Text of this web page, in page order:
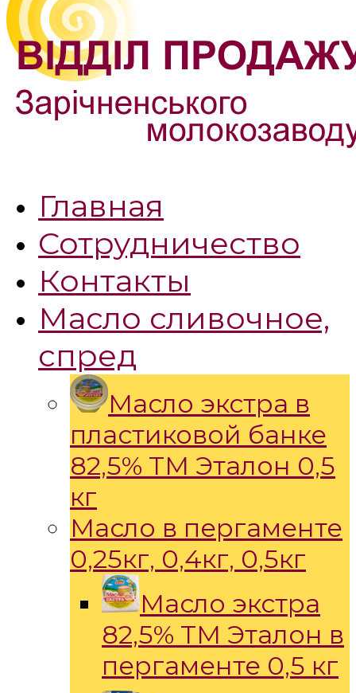
Главная
Сотрудничество
Контакты
Масло сливочное,
спред
Масло экстра в
пластиковой банке
82,5% ТМ Эталон 0,5
кг
Масло в пергаменте
0,25кг, 0,4кг, 0,5кг
Масло экстра
82,5% ТМ Эталон в
пергаменте 0,5 кг